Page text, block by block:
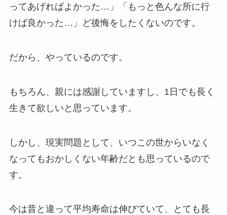
ってあげればよかった…」「もっと色んな所に行
けば良かった…」ど後悔をしたくないのです。
だから、やっているのです。
もちろん、親には感謝していますし、1日でも長く
生きて欲しいと思っています。
しかし、現実問題として、いつこの世からいなく
なってもおかしくない年齢だとも思っているので
す。
今は昔と違って平均寿命は伸びていて、とても長